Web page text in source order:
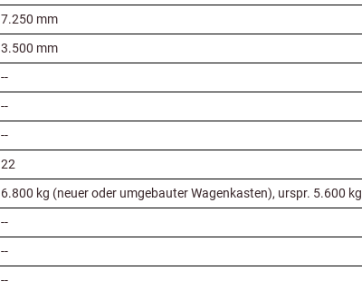
7.250 mm
3.500 mm
--
--
--
22
6.800 kg (neuer oder umgebauter Wagenkasten), urspr. 5.600 kg
--
--
--